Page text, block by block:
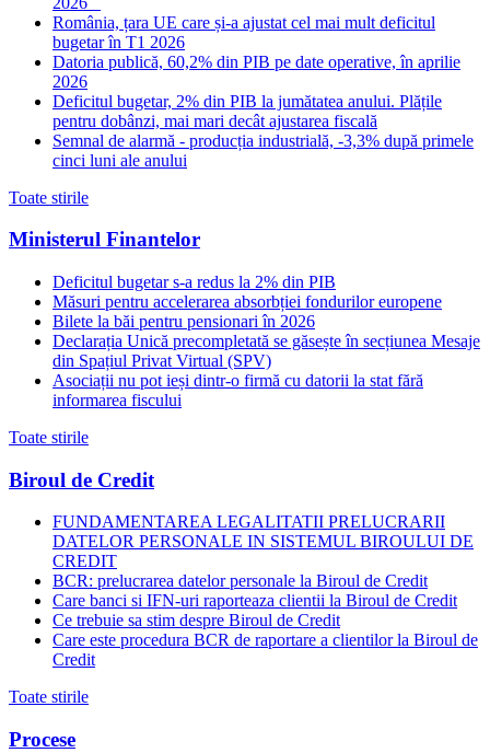
România, țara UE care și-a ajustat cel mai mult deficitul
bugetar în T1 2026
Datoria publică, 60,2% din PIB pe date operative, în aprilie
2026
Deficitul bugetar, 2% din PIB la jumătatea anului. Plățile
pentru dobânzi, mai mari decât ajustarea fiscală
Semnal de alarmă - producția industrială, -3,3% după primele
cinci luni ale anului
Toate stirile
Ministerul Finantelor
Deficitul bugetar s-a redus la 2% din PIB
Măsuri pentru accelerarea absorbției fondurilor europene
Bilete la băi pentru pensionari în 2026
Declarația Unică precompletată se găsește în secțiunea Mesaje
din Spațiul Privat Virtual (SPV)
Asociații nu pot ieși dintr-o firmă cu datorii la stat fără
informarea fiscului
Toate stirile
Biroul de Credit
FUNDAMENTAREA LEGALITATII PRELUCRARII
DATELOR PERSONALE IN SISTEMUL BIROULUI DE
CREDIT
BCR: prelucrarea datelor personale la Biroul de Credit
Care banci si IFN-uri raporteaza clientii la Biroul de Credit
Ce trebuie sa stim despre Biroul de Credit
Care este procedura BCR de raportare a clientilor la Biroul de
Credit
Toate stirile
Procese